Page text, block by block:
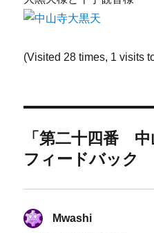
(Visited 28 times, 1 visits
「第二十四番
フィードバック
Mwashi